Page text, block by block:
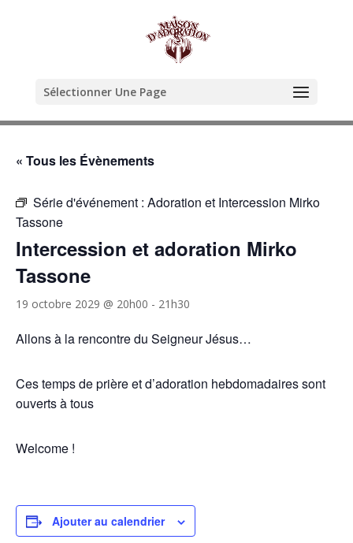
Sélectionner Une Page
« Tous les Évènements
Série d'événement : Adoration et Intercession Mirko
Tassone
Intercession et adoration Mirko
Tassone
19 octobre 2029 @ 20h00 - 21h30
Allons à la rencontre du Seigneur Jésus…
Ces temps de prière et d’adoration hebdomadaires sont
ouverts à tous
Welcome !
Ajouter au calendrier